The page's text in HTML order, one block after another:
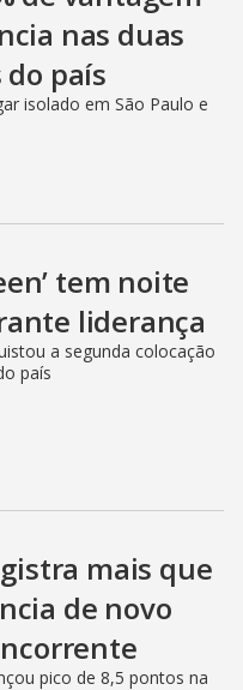
nas duas
país
isolado em São Paulo e
tem noite
liderança
a segunda colocação
país
mais que
de novo
pico de 8,5 pontos na